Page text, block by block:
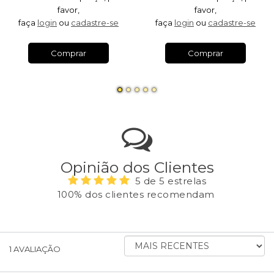
favor,
faça login ou cadastre-se
Comprar
favor,
faça login ou cadastre-se
Comprar
Opinião dos Clientes
5 de 5 estrelas
100% dos clientes recomendam
1 AVALIAÇÃO
ORDENAR
AVALIAÇÕES